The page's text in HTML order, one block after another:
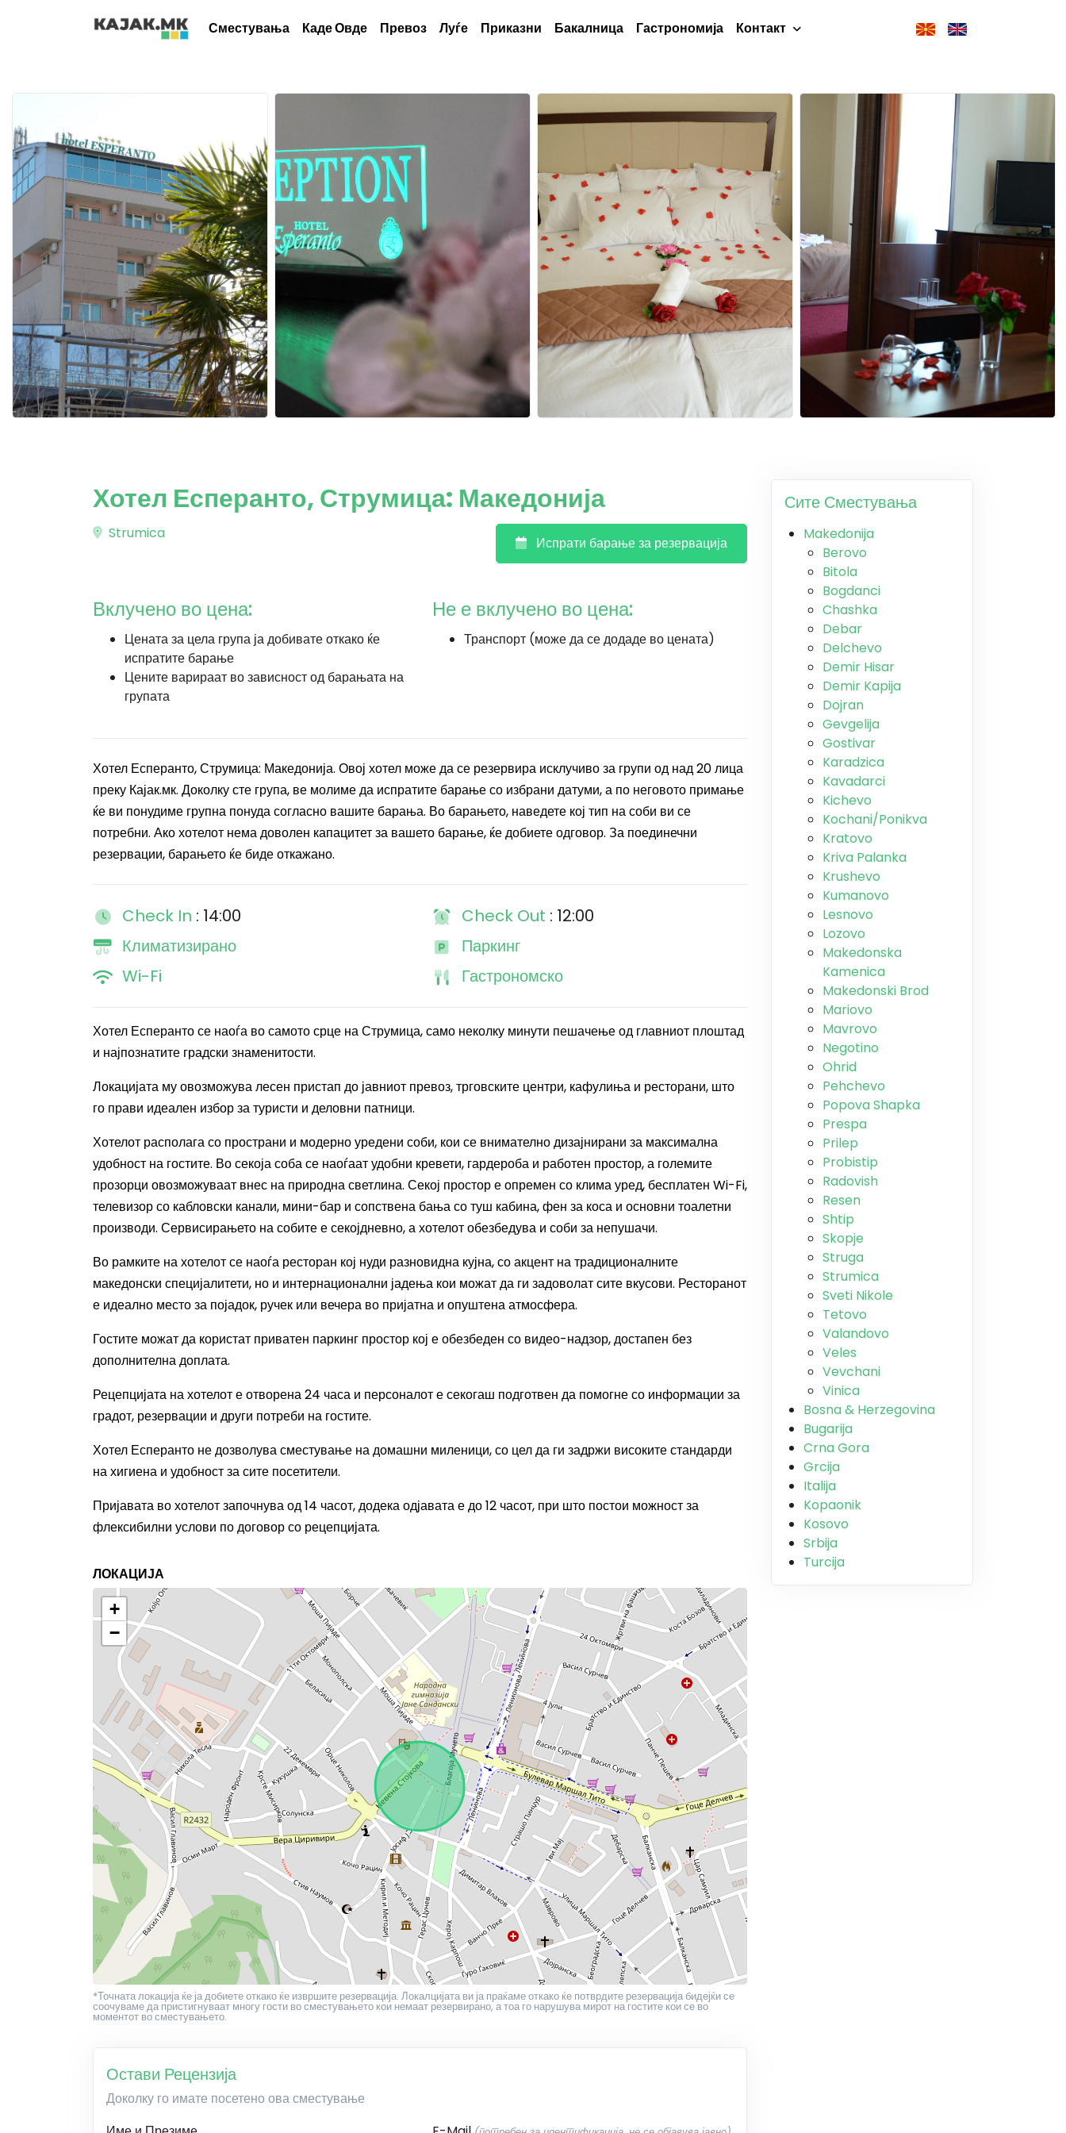
Сместувања Каде Овде Превоз Луѓе Приказни Бакалница Гастрономија Контакт
Хотел Есперанто, Струмица: Македонија
Strumica
Испрати барање за резервација
Вклучено во цена:
Цената за цела група ја добивате откако ќе
испратите барање
Цените варираат во зависност од барањата на
групата
Не е вклучено во цена:
Транспорт (може да се додаде во цената)
Хотел Есперанто, Струмица: Македонија. Овој хотел може да се резервира исклучиво за групи од над 20 лица
преку Кајак.мк. Доколку сте група, ве молиме да испратите барање со избрани датуми, а по неговото примање
ќе ви понудиме групна понуда согласно вашите барања. Во барањето, наведете кој тип на соби ви се
потребни. Ако хотелот нема доволен капацитет за вашето барање, ќе добиете одговор. За поединечни
резервации, барањето ќе биде откажано.
Check In : 14:00 Check Out : 12:00
Климатизирано
Паркинг
Wi-Fi
Гастрономско
Хотел Есперанто се наоѓа во самото срце на Струмица, само неколку минути пешачење од главниот плоштад
и најпознатите градски знаменитости.
Локацијата му овозможува лесен пристап до јавниот превоз, трговските центри, кафулиња и ресторани, што
го прави идеален избор за туристи и деловни патници.
Хотелот располага со пространи и модерно уредени соби, кои се внимателно дизајнирани за максимална
удобност на гостите. Во секоја соба се наоѓаат удобни кревети, гардероба и работен простор, а големите
прозорци овозможуваат внес на природна светлина. Секој простор е опремен со клима уред, бесплатен Wi-Fi,
телевизор со кабловски канали, мини-бар и сопствена бања со туш кабина, фен за коса и основни тоалетни
производи. Сервисирањето на собите е секојдневно, а хотелот обезбедува и соби за непушачи.
Во рамките на хотелот се наоѓа ресторан кој нуди разновидна кујна, со акцент на традиционалните
македонски специјалитети, но и интернационални јадења кои можат да ги задоволат сите вкусови. Ресторанот
е идеално место за појадок, ручек или вечера во пријатна и опуштена атмосфера.
Гостите можат да користат приватен паркинг простор кој е обезбеден со видео-надзор, достапен без
дополнителна доплата.
Рецепцијата на хотелот е отворена 24 часа и персоналот е секогаш подготвен да помогне со информации за
градот, резервации и други потреби на гостите.
Хотел Есперанто не дозволува сместување на домашни миленици, со цел да ги задржи високите стандарди
на хигиена и удобност за сите посетители.
Пријавата во хотелот започнува од 14 часот, додека одјавата е до 12 часот, при што постои можност за
флексибилни услови по договор со рецепцијата.
ЛОКАЦИЈА
+
−
*Точната локација ќе ја добиете откако ќе извршите резервација. Локалцијата ви ја праќаме откако ќе потврдите резервација бидејќи се
соочуваме да пристигнуваат многу гости во сместувањето кои немаат резервирано, а тоа го нарушува мирот на гостите кои се во
моментот во сместувањето.
Остави Рецензија
Доколку го имате посетено ова сместување
Сите Сместувања
Makedonija
Berovo
Bitola
Bogdanci
Chashka
Debar
Delchevo
Demir Hisar
Demir Kapija
Dojran
Gevgelija
Gostivar
Karadzica
Kavadarci
Kichevo
Kochani/Ponikva
Kratovo
Kriva Palanka
Krushevo
Kumanovo
Lesnovo
Lozovo
Makedonska
Kamenica
Makedonski Brod
Mariovo
Mavrovo
Negotino
Ohrid
Pehchevo
Popova Shapka
Prespa
Prilep
Probistip
Radovish
Resen
Shtip
Skopje
Struga
Strumica
Sveti Nikole
Tetovo
Valandovo
Veles
Vevchani
Vinica
Bosna & Herzegovina
Bugarija
Crna Gora
Grcija
Italija
Kopaonik
Kosovo
Srbija
Turcija